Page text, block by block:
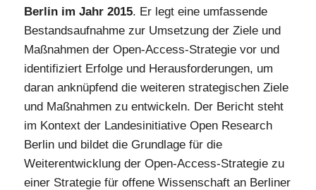
Berlin im Jahr 2015. Er legt eine umfassende
Bestandsaufnahme zur Umsetzung der Ziele und
Maßnahmen der Open-Access-Strategie vor und
identifiziert Erfolge und Herausforderungen, um
daran anknüpfend die weiteren strategischen Ziele
und Maßnahmen zu entwickeln. Der Bericht steht
im Kontext der Landesinitiative Open Research
Berlin und bildet die Grundlage für die
Weiterentwicklung der Open-Access-Strategie zu
einer Strategie für offene Wissenschaft an Berliner